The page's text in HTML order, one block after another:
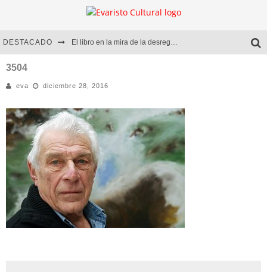
DESTACADO El libro en la mira de la desregulación
Diego Meret | Hotel Acapulco
Alejandra Correa | La nieve
3504
eva diciembre 28, 2016